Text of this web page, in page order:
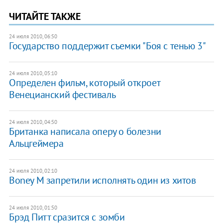
ЧИТАЙТЕ ТАКЖЕ
24 июля 2010, 06:50
Государство поддержит съемки "Боя с тенью 3"
24 июля 2010, 05:10
Определен фильм, который откроет
Венецианский фестиваль
24 июля 2010, 04:50
Британка написала оперу о болезни
Альцгеймера
24 июля 2010, 02:10
Boney M запретили исполнять один из хитов
24 июля 2010, 01:50
Брэд Питт сразится с зомби